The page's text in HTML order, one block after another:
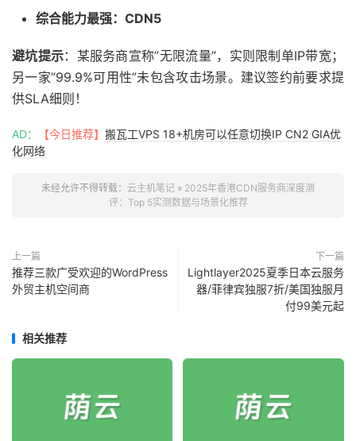
综合能力最强：CDN5
避坑提示：某服务商宣称”无限流量”，实则限制单IP带宽；
另一家”99.9%可用性”未包含攻击场景。建议签约前要求提
供SLA细则！
AD： 【今日推荐】 搬瓦工VPS 18+机房可以任意切换IP CN2 GIA优
化网络
未经允许不得转载： 云主机笔记 » 2025年香港CDN服务商深度测
评：Top 5实测数据与场景化推荐
上一篇
推荐三款广受欢迎的WordPress
外贸主机空间商
下一篇
Lightlayer2025夏季日本云服务
器/菲律宾独服7折/美国独服月
付99美元起
相关推荐